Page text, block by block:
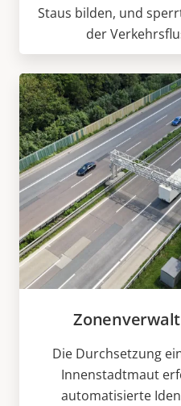
Staus bilden, und
der
Die Durchsetzung
Innenstadtmaut
automatisierte